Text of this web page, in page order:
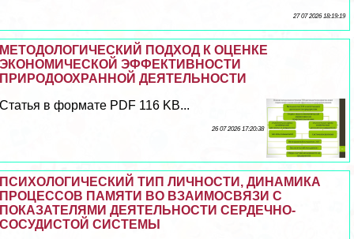
27 07 2026 18:19:19
МЕТОДОЛОГИЧЕСКИЙ ПОДХОД К ОЦЕНКЕ
ЭКОНОМИЧЕСКОЙ ЭФФЕКТИВНОСТИ
ПРИРОДООХРАННОЙ ДЕЯТЕЛЬНОСТИ
Статья в формате PDF 116 KB...
26 07 2026 17:20:38
ПСИХОЛОГИЧЕСКИЙ ТИП ЛИЧНОСТИ, ДИНАМИКА
ПРОЦЕССОВ ПАМЯТИ ВО ВЗАИМОСВЯЗИ С
ПОКАЗАТЕЛЯМИ ДЕЯТЕЛЬНОСТИ СЕРДЕЧНО-
СОСУДИСТОЙ СИСТЕМЫ